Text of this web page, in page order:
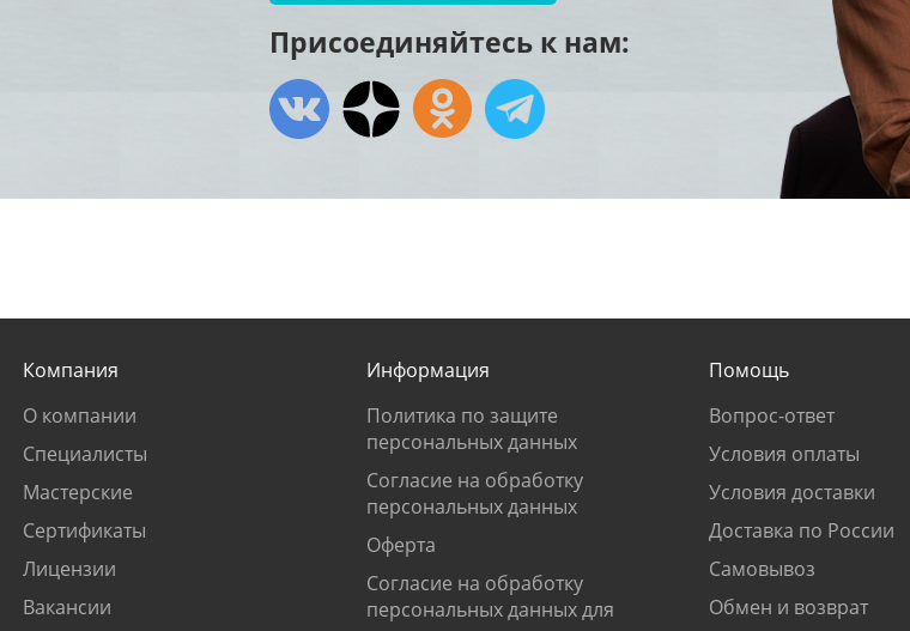
Присоединяйтесь к нам:
Компания
О компании
Специалисты
Мастерские
Сертификаты
Лицензии
Вакансии
Информация
Политика по защите
персональных данных
Согласие на обработку
персональных данных
Оферта
Согласие на обработку
персональных данных для
Помощь
Вопрос-ответ
Условия оплаты
Условия доставки
Доставка по России
Самовывоз
Обмен и возврат